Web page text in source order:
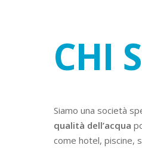
CHI
Siamo una società
qualità dell’acqua
come hotel, piscine,